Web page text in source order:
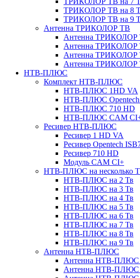
ТРИКОЛОР ТВ на 8
ТРИКОЛОР ТВ на 9
Антенна ТРИКОЛОР ТВ
Антенна ТРИКОЛОР
Антенна ТРИКОЛОР
Антенна ТРИКОЛОР
Антенна ТРИКОЛОР
НТВ-ПЛЮС
Комплект НТВ-ПЛЮС
НТВ-ПЛЮС 1HD VA
НТВ-ПЛЮС Opentech
НТВ-ПЛЮС 710 HD
НТВ-ПЛЮС CAM
Ресивер НТВ-ПЛЮС
Ресивер 1 HD VA
Ресивер Opentech
Ресивер 710 HD
Модуль CAM CI+
НТВ-ПЛЮС на несколько
НТВ-ПЛЮС на 2 Тв
НТВ-ПЛЮС на 3 Тв
НТВ-ПЛЮС на 4 Тв
НТВ-ПЛЮС на 5 Тв
НТВ-ПЛЮС на 6 Тв
НТВ-ПЛЮС на 7 Тв
НТВ-ПЛЮС на 8 Тв
НТВ-ПЛЮС на 9 Тв
Антенна НТВ-ПЛЮС
Антенна НТВ-ПЛЮС
Антенна НТВ-ПЛЮС